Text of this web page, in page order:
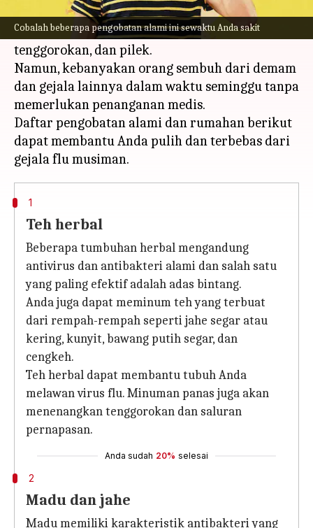
Cobalah beberapa pengobatan alami ini sewaktu Anda sakit
demam yang cepat, batuk (biasanya kering),
sakit kepala, nyeri otot dan sendi, sakit
tenggorokan, dan pilek.
Namun, kebanyakan orang sembuh dari demam
dan gejala lainnya dalam waktu seminggu tanpa
memerlukan penanganan medis.
Daftar pengobatan alami dan rumahan berikut
dapat membantu Anda pulih dan terbebas dari
1
Teh herbal
Beberapa tumbuhan herbal mengandung
antivirus dan antibakteri alami dan salah satu
yang paling efektif adalah adas bintang.
Anda juga dapat meminum teh yang terbuat
dari rempah-rempah seperti jahe segar atau
kering, kunyit, bawang putih segar, dan
cengkeh.
Teh herbal dapat membantu tubuh Anda
melawan virus flu. Minuman panas juga akan
menenangkan tenggorokan dan saluran
pernapasan.
Anda sudah 20% selesai
2
Madu dan jahe
Madu memiliki karakteristik antibakteri yang